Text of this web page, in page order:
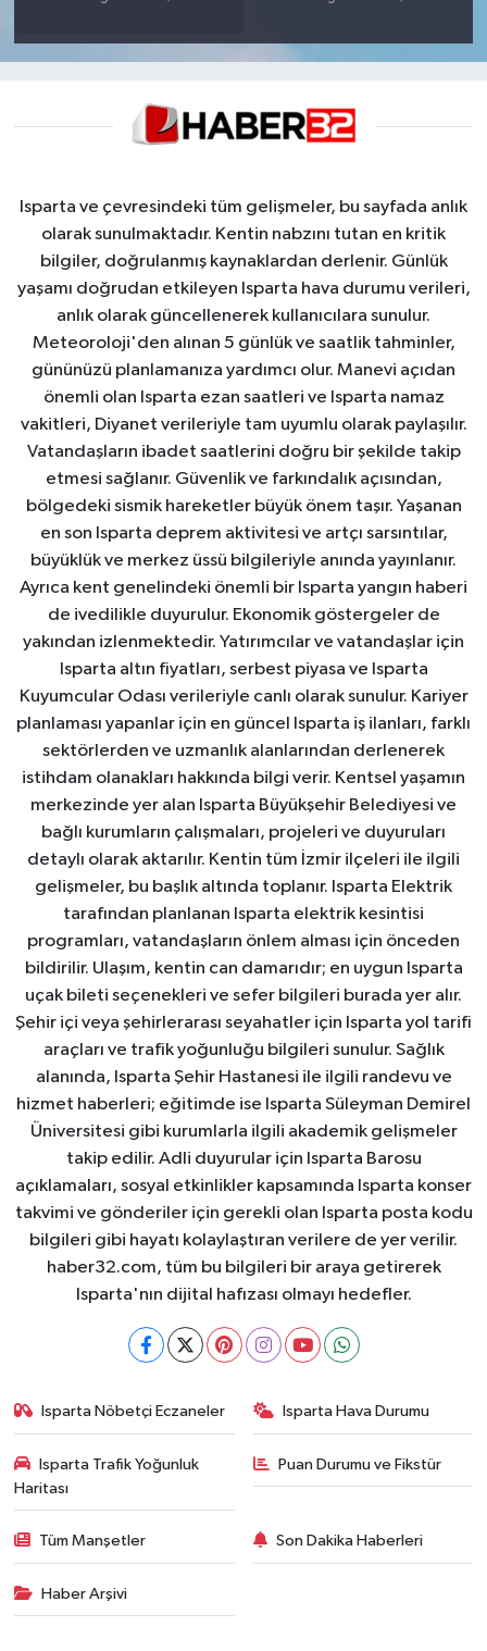
Isparta ve çevresindeki tüm gelişmeler, bu sayfada anlık
olarak sunulmaktadır. Kentin nabzını tutan en kritik
bilgiler, doğrulanmış kaynaklardan derlenir. Günlük
yaşamı doğrudan etkileyen Isparta hava durumu verileri,
anlık olarak güncellenerek kullanıcılara sunulur.
Meteoroloji'den alınan 5 günlük ve saatlik tahminler,
gününüzü planlamanıza yardımcı olur. Manevi açıdan
önemli olan Isparta ezan saatleri ve Isparta namaz
vakitleri, Diyanet verileriyle tam uyumlu olarak paylaşılır.
Vatandaşların ibadet saatlerini doğru bir şekilde takip
etmesi sağlanır. Güvenlik ve farkındalık açısından,
bölgedeki sismik hareketler büyük önem taşır. Yaşanan
en son Isparta deprem aktivitesi ve artçı sarsıntılar,
büyüklük ve merkez üssü bilgileriyle anında yayınlanır.
Ayrıca kent genelindeki önemli bir Isparta yangın haberi
de ivedilikle duyurulur. Ekonomik göstergeler de
yakından izlenmektedir. Yatırımcılar ve vatandaşlar için
Isparta altın fiyatları, serbest piyasa ve Isparta
Kuyumcular Odası verileriyle canlı olarak sunulur. Kariyer
planlaması yapanlar için en güncel Isparta iş ilanları, farklı
sektörlerden ve uzmanlık alanlarından derlenerek
istihdam olanakları hakkında bilgi verir. Kentsel yaşamın
merkezinde yer alan Isparta Büyükşehir Belediyesi ve
bağlı kurumların çalışmaları, projeleri ve duyuruları
detaylı olarak aktarılır. Kentin tüm İzmir ilçeleri ile ilgili
gelişmeler, bu başlık altında toplanır. Isparta Elektrik
tarafından planlanan Isparta elektrik kesintisi
programları, vatandaşların önlem alması için önceden
bildirilir. Ulaşım, kentin can damarıdır; en uygun Isparta
uçak bileti seçenekleri ve sefer bilgileri burada yer alır.
Şehir içi veya şehirlerarası seyahatler için Isparta yol tarifi
araçları ve trafik yoğunluğu bilgileri sunulur. Sağlık
alanında, Isparta Şehir Hastanesi ile ilgili randevu ve
hizmet haberleri; eğitimde ise Isparta Süleyman Demirel
Üniversitesi gibi kurumlarla ilgili akademik gelişmeler
takip edilir. Adli duyurular için Isparta Barosu
açıklamaları, sosyal etkinlikler kapsamında Isparta konser
takvimi ve gönderiler için gerekli olan Isparta posta kodu
bilgileri gibi hayatı kolaylaştıran verilere de yer verilir.
haber32.com, tüm bu bilgileri bir araya getirerek
Isparta'nın dijital hafızası olmayı hedefler.
Isparta Nöbetçi Eczaneler Isparta Hava Durumu
Isparta Trafik Yoğunluk
Haritası
Puan Durumu ve Fikstür
Tüm Manşetler Son Dakika Haberleri
Haber Arşivi